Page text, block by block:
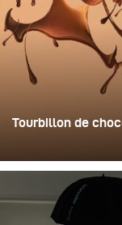
Tourbillon de
à champagne
retiré les pieds,
d'elles, puis les a